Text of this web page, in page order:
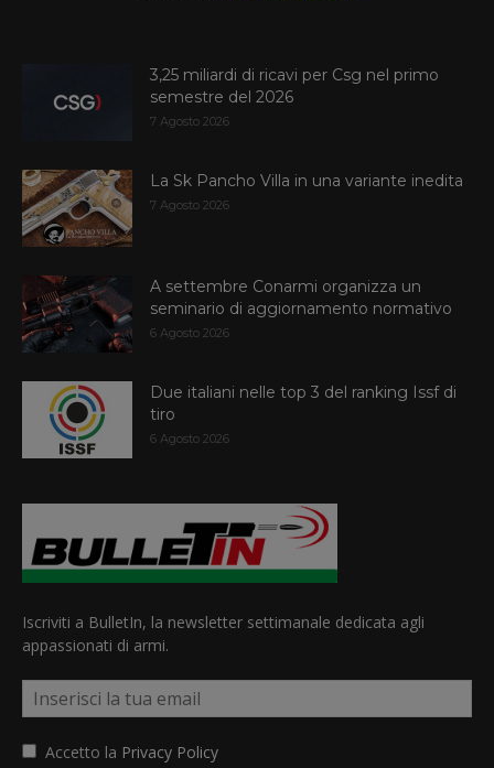
3,25 miliardi di ricavi per Csg nel primo
semestre del 2026
7 Agosto 2026
La Sk Pancho Villa in una variante inedita
7 Agosto 2026
A settembre Conarmi organizza un
seminario di aggiornamento normativo
6 Agosto 2026
Due italiani nelle top 3 del ranking Issf di
tiro
6 Agosto 2026
Iscriviti a BulletIn, la newsletter settimanale dedicata agli
appassionati di armi.
Accetto la Privacy Policy